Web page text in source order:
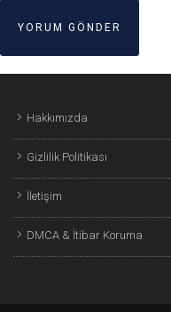
Hakkımızda
Gizlilik Politikası
İletişim
DMCA & İtibar Koruma